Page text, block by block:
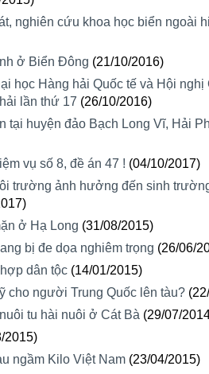
nghiên cứu khoa học biển ngoài
ở Biển Đông (21/10/2016)
học Hàng hải Quốc tế và Hội nghị
lần thứ 17 (26/10/2016)
tại huyện đảo Bạch Long Vĩ, Hải
vụ số 8, đề án 47 ! (04/10/2017)
trường ảnh hưởng đến sinh
ở Hạ Long (31/08/2015)
bị đe dọa nghiêm trọng (26/06/
dân tộc (14/01/2015)
cho người Trung Quốc lên tàu?
tu hài nuôi ở Cát Bà (29/07/
2015)
ngầm Kilo Việt Nam (23/04/2015)